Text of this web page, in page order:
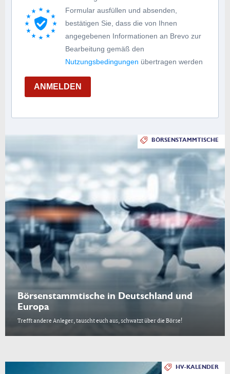
Formular ausfüllen und absenden,
bestätigen Sie, dass die von Ihnen
angegebenen Informationen an Brevo zur
Bearbeitung gemäß den
Nutzungsbedingungen übertragen werden
ANMELDEN
BÖRSENSTAMMTISCHE
Börsenstammtische in Deutschland und
Europa
Trefft andere Anleger, tauscht euch aus, schwatzt über die Börse!
HV-KALENDER